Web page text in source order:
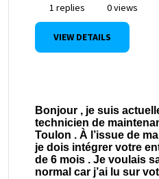
1 replies
0 views
VIEW DETAILS
Bonjour , je suis
technicien de
Toulon . À l’issue de
je dois intégrer votre
de 6 mois . Je voulais
normal car j’ai lu sur